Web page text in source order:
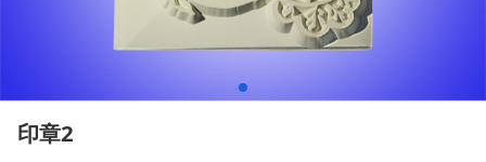
印章2